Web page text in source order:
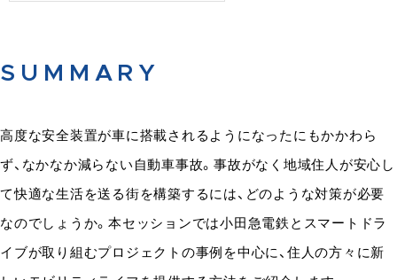
SUMMARY
高度な安全装置が車に搭載されるようになったにもかかわら
ず、なかなか減らない自動車事故。事故がなく地域住人が安心し
て快適な生活を送る街を構築するには、どのような対策が必要
なのでしょうか。本セッションでは小田急電鉄とスマートドラ
イブが取り組むプロジェクトの事例を中心に、住人の方々に新